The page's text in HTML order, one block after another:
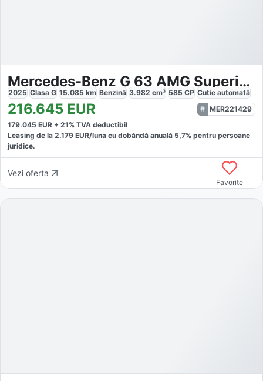
Mercedes-Benz G 63 AMG Superior Manufaktur NIGHT AHK
2025 Clasa G 15.085 km Benzină 3.982 cm³ 585 CP Cutie automată
216.645 EUR
MER221429
179.045 EUR + 21% TVA deductibil
Leasing de la 2.179 EUR/luna cu dobăndă anuală 5,7% pentru persoane
juridice.
Vezi oferta
Favorite